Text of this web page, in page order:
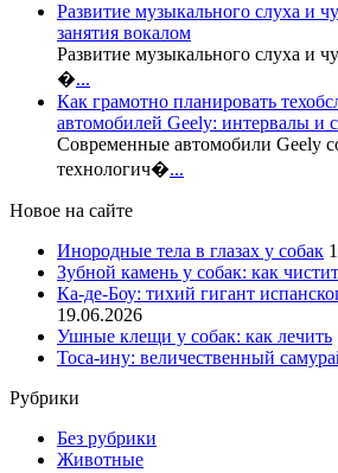
Развитие музыкального слуха и
занятия вокалом
Развитие музыкального слуха и
�...
Как грамотно планировать
автомобилей Geely: интервалы и
Современные автомобили Geely
технологич�...
Новое на сайте
Инородные тела в глазах у собак
Зубной камень у собак: как
Ка-де-Боу: тихий гигант
19.06.2026
Ушные клещи у собак: как лечить
Тоса-ину: величественный
Рубрики
Без рубрики
Животные